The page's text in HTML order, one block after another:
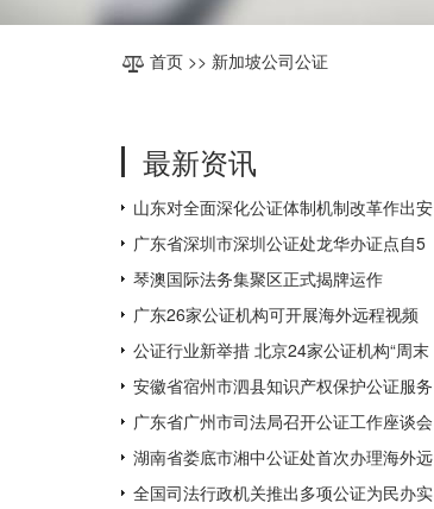
首页 >> 新加坡公司公证
最新资讯
山东对全面深化公证体制机制改革作出安
排部署
广东省深圳市深圳公证处龙华办证点自5
月31日起对外办公
琴澳国际法务集聚区正式揭牌运作
广东26家公证机构可开展海外远程视频
公证，为全国数量最多
公证行业新举措 北京24家公证机构“周末
不打烊
安徽省宿州市泗县知识产权保护公证服务
中心揭牌成立
广东省广州市司法局召开公证工作座谈会
湖南省娄底市湘中公证处首次办理海外远
程视频公证 让距离不再遥远
全国司法行政机关推出多项公证为民办实